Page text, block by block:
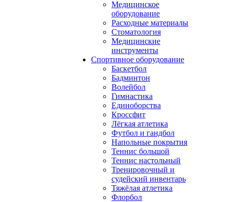
Медицинское
оборудование
Расходные материалы
Стоматология
Медицинские
инструменты
Спортивное оборудование
Баскетбол
Бадминтон
Волейбол
Гимнастика
Единоборства
Кроссфит
Лёгкая атлетика
Футбол и гандбол
Напольные покрытия
Теннис большой
Теннис настольный
Тренировочный и
судейский инвентарь
Тяжёлая атлетика
Флорбол